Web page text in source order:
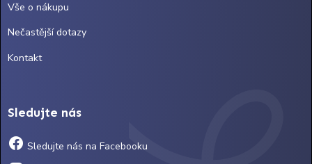
Vše o nákupu
Nečastější dotazy
Kontakt
Sledujte nás
Sledujte nás na Facebooku